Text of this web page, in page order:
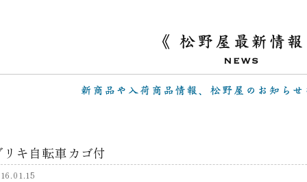
キ自転車カゴ付